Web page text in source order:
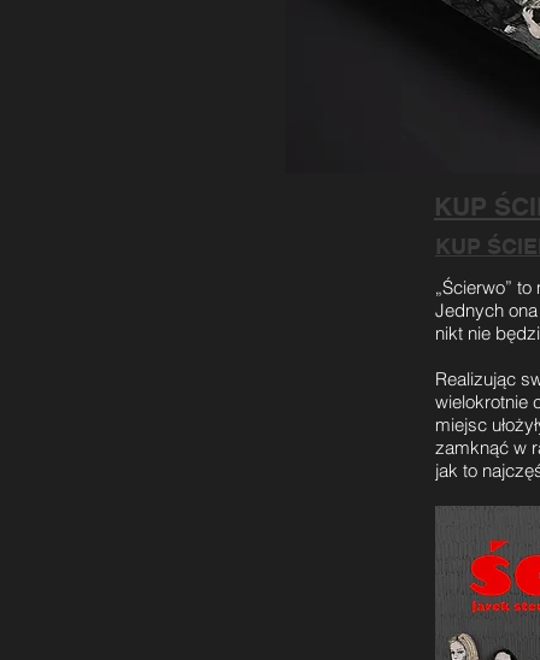
KUP
KUP
„Ścierwo”
Jednych
nikt nie
Realizując
wielokrotnie
miejsc
zamknąć w
jak to